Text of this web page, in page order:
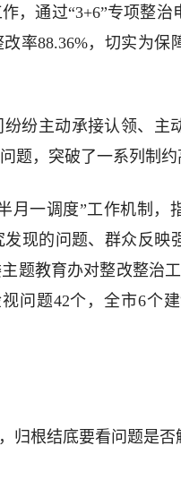
，通过“3+6”专项整
率88.36%，切实为
纷主动承接认领、主
题，突破了一系列制约
月一调度”工作机制，
现的问题、群众反映
题教育办对整改整治
问题42个，全市6个
归根结底要看问题是否